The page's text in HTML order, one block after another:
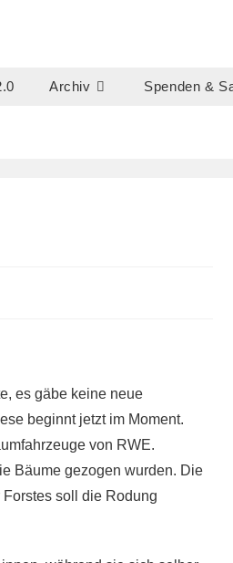
Archiv Spenden &
es gäbe keine neue
beginnt jetzt im Moment.
von RWE.
Bäume gezogen wurden. Die
soll die Rodung